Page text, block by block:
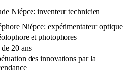
Niépce: inventeur technicien
Niépce: expérimentateur optique
et photophores
de 20 ans
des innovations par la